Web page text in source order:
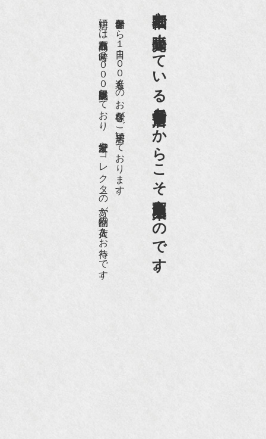
京都祇園で小売販売している
老舗骨董店だからこそ高価買取出来るのです。
世界各国から１日１００名近くのお客様がご来店頂いております。
店頭には買取商品を常時２０００点以上展示販売しており、
愛好家やコレクターの方が品物の入荷をお待ちです。